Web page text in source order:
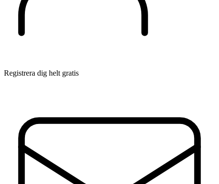
Registrera dig helt gratis